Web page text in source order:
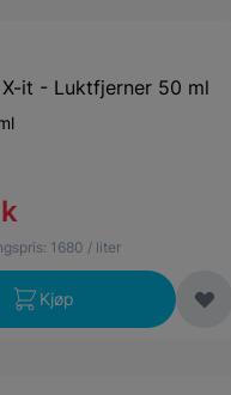
it - Luktfjerner 50 ml
1680 / liter
Kjøp